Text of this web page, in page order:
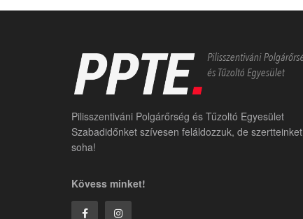
Pilisszentiváni Polgárőrség és Tűzoltó Egyesület
Szabadidőnket szívesen feláldozzuk, de szertteinket
soha!
Kövess minket!